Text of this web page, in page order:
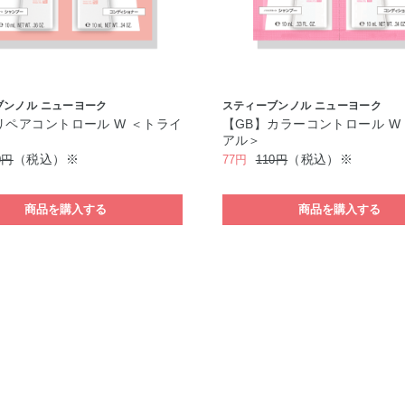
ンノル ニューヨーク
ペアコントロール W ＜トライ
（税込）※
商品を購入する
スティーブンノル ニューヨーク
【GB】カラーコントロール
アル＞
77円 110円（税込）※
商品を購入する